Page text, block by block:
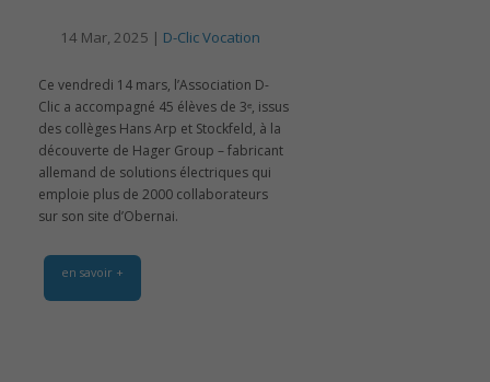
14 Mar, 2025 | D-Clic Vocation
Ce vendredi 14 mars, l’Association D-
Clic a accompagné 45 élèves de 3ᵉ, issus
des collèges Hans Arp et Stockfeld, à la
découverte de Hager Group – fabricant
allemand de solutions électriques qui
emploie plus de 2000 collaborateurs
sur son site d’Obernai.
en savoir +